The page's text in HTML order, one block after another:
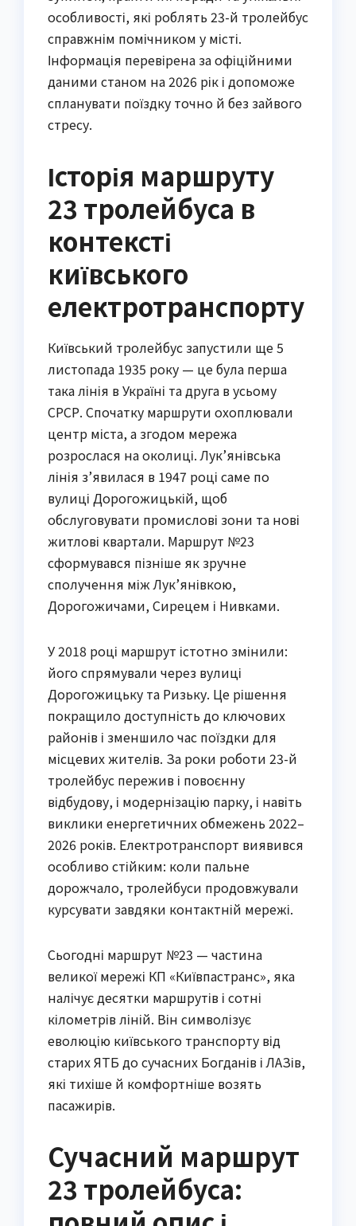
особливості, які роблять 23-й тролейбус
справжнім помічником у місті.
Інформація перевірена за офіційними
даними станом на 2026 рік і допоможе
спланувати поїздку точно й без зайвого
стресу.
Історія маршруту
23 тролейбуса в
контексті
київського
електротранспорту
Київський тролейбус запустили ще 5
листопада 1935 року — це була перша
така лінія в Україні та друга в усьому
СРСР. Спочатку маршрути охоплювали
центр міста, а згодом мережа
розрослася на околиці. Лук’янівська
лінія з’явилася в 1947 році саме по
вулиці Дорогожицькій, щоб
обслуговувати промислові зони та нові
житлові квартали. Маршрут №23
сформувався пізніше як зручне
сполучення між Лук’янівкою,
Дорогожичами, Сирецем і Нивками.
У 2018 році маршрут істотно змінили:
його спрямували через вулиці
Дорогожицьку та Ризьку. Це рішення
покращило доступність до ключових
районів і зменшило час поїздки для
місцевих жителів. За роки роботи 23-й
тролейбус пережив і повоєнну
відбудову, і модернізацію парку, і навіть
виклики енергетичних обмежень 2022–
2026 років. Електротранспорт виявився
особливо стійким: коли пальне
дорожчало, тролейбуси продовжували
курсувати завдяки контактній мережі.
Сьогодні маршрут №23 — частина
великої мережі КП «Київпастранс», яка
налічує десятки маршрутів і сотні
кілометрів ліній. Він символізує
еволюцію київського транспорту від
старих ЯТБ до сучасних Богданів і ЛАЗів,
які тихіше й комфортніше возять
пасажирів.
Сучасний маршрут
23 тролейбуса: